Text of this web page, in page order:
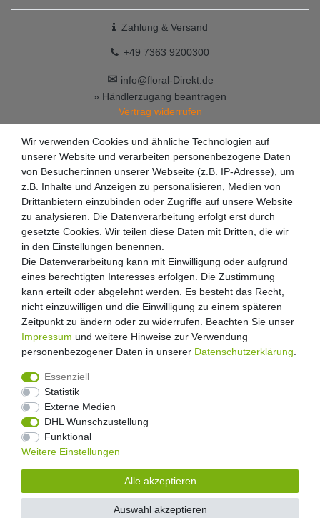
Zahlung & Versand
+49 7363 9200300
✉ info@floral-Direkt.de
» Händlerzugang beantragen
Vertrag widerrufen
Widerrufs­recht Widerrufs­formular
Daten­schutz­erklärung
Wir verwenden Cookies und ähnliche Technologien auf
unserer Website und verarbeiten personenbezogene Daten
von Besucher:innen unserer Webseite (z.B. IP-Adresse), um
z.B. Inhalte und Anzeigen zu personalisieren, Medien von
Drittanbietern einzubinden oder Zugriffe auf unsere Website
zu analysieren. Die Datenverarbeitung erfolgt erst durch
gesetzte Cookies. Wir teilen diese Daten mit Dritten, die wir
in den Einstellungen benennen.
Die Datenverarbeitung kann mit Einwilligung oder aufgrund
eines berechtigten Interesses erfolgen. Die Zustimmung
kann erteilt oder abgelehnt werden. Es besteht das Recht,
nicht einzuwilligen und die Einwilligung zu einem späteren
Zeitpunkt zu ändern oder zu widerrufen. Beachten Sie unser
Impressum und weitere Hinweise zur Verwendung
personenbezogener Daten in unserer Daten­schutz­erklärung
Essenziell
Statistik
Externe Medien
DHL Wunschzustellung
Funktional
Weitere Einstellungen
Alle akzeptieren
Auswahl akzeptieren